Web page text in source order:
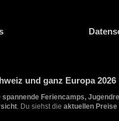
und ganz Europa 2026
spannende Feriencamps,
. Du siehst die aktuellen